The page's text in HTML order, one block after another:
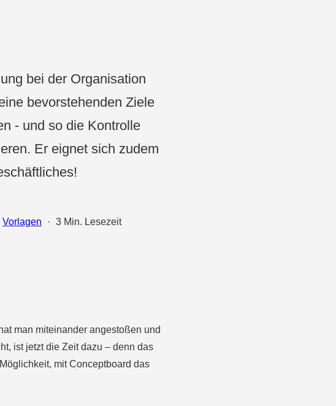
Wireframe
Design Thinking
Agiles Management
bei der Organisation
bevorstehenden Ziele
- und so die Kontrolle
Er eignet sich zudem
Vorlagen · 3 Min. Lesezeit
man miteinander angestoßen und
ist jetzt die Zeit dazu – denn das
mit Conceptboard das